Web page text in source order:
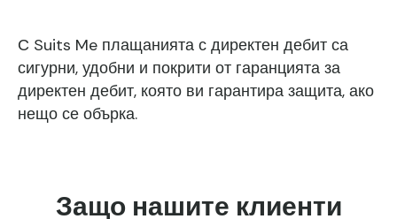
С Suits Me плащанията с директен дебит са
сигурни, удобни и покрити от гаранцията за
директен дебит, която ви гарантира защита, ако
нещо се обърка.
Защо нашите клиенти